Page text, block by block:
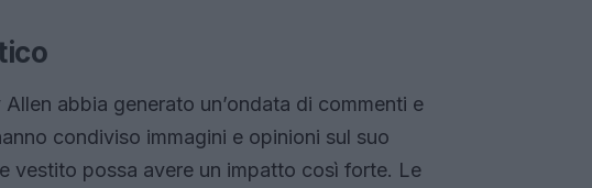
abbia generato un’ondata di commenti e
condiviso immagini e opinioni sul suo
vestito possa avere un impatto così forte. Le